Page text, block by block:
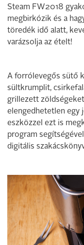
Steam FW2018
megbirkózik és a
töredék idő alatt,
varázsolja az ételt!
A forrólevegős sütő
sültkrumplit,
grillezett
elengedhetetlen egy
eszközzel ezt is
program
digitális